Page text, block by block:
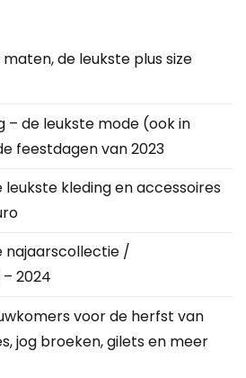
de leukste plus size
– de leukste mode (ook in
feestdagen van 2023
leukste kleding en accessoires
najaarscollectie /
2024
voor de herfst van
jog broeken, gilets en meer